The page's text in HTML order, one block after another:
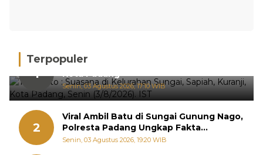
Terpopuler
1
Hujan Deras, 15 Titik Banjir Terdeteksi di
Kota Padang
Senin, 03 Agustus 2026, 17:10 WIB
2
Viral Ambil Batu di Sungai Gunung Nago,
Polresta Padang Ungkap Fakta
Sebenarnya
Senin, 03 Agustus 2026, 19:20 WIB